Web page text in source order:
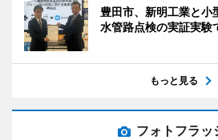
豊田市、新明工業と小
水管路点検の実証実験
もっと見る
フォトフラッ